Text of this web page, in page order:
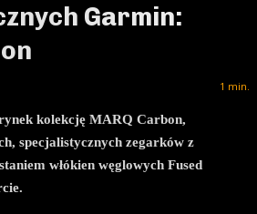
Garmin:
1 min.
kolekcję MARQ Carbon,
specjalistycznych zegarków z
włókien węglowych Fused